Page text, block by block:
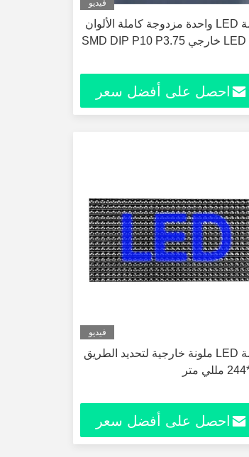
فيديو
شاشة LED واحدة مزدوجة كاملة الألوان
بنص LED خارجي SMD DIP P10 P3.75
احصل على أفضل سعر
فيديو
شاشة LED ملونة خارجية لتحديد الطريق
احصل على أفضل سعر